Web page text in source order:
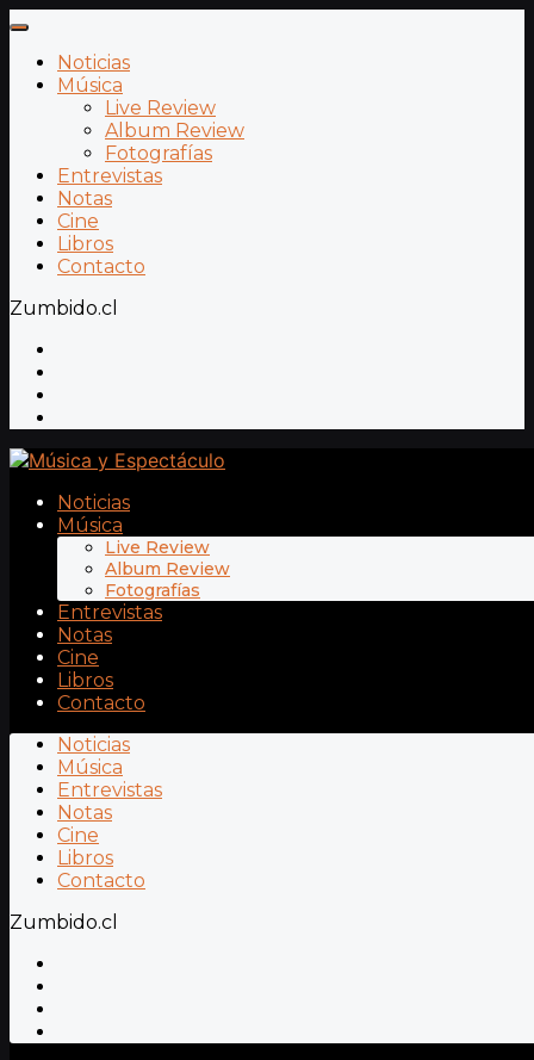
Noticias
Música
Live Review
Album Review
Fotografías
Entrevistas
Notas
Cine
Libros
Contacto
Zumbido.cl
Noticias
Música
Live Review
Album Review
Fotografías
Entrevistas
Notas
Cine
Libros
Contacto
Noticias
Música
Entrevistas
Notas
Cine
Libros
Contacto
Zumbido.cl